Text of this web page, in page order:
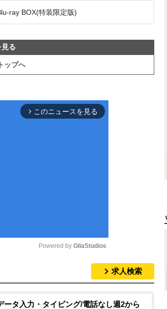
ray BOX(特装限定版)
る
ップへ
arrow_forward_ios このニュースを見る
t
Powered by GliaStudios
求人検索
ータ入力・タイピング/電話なし週2から